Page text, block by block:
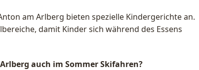
am Arlberg bieten spezielle Kindergerichte an.
damit Kinder sich während des Essens
auch im Sommer Skifahren?